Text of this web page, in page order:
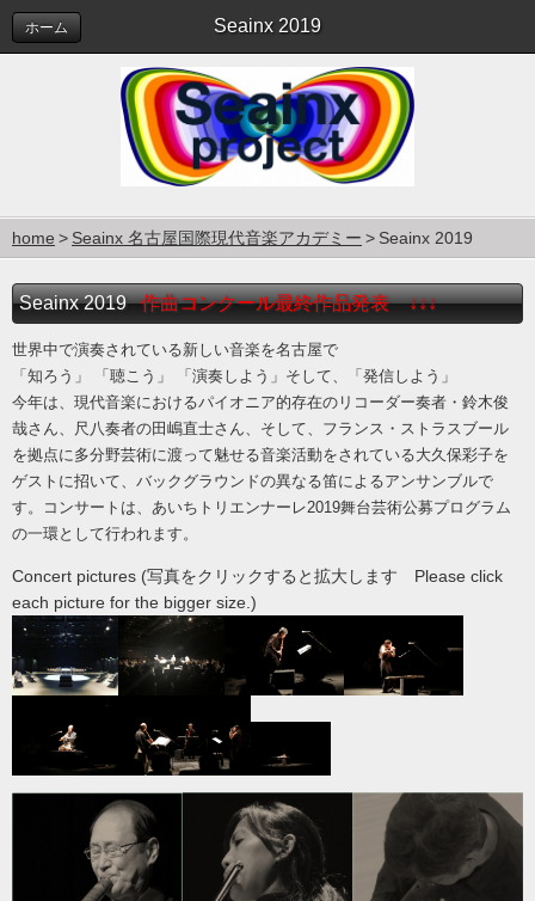
Seainx 2019
ホーム
home Seainx 名古屋国際現代音楽アカデミー Seainx 2019
Seainx 2019作曲コンクール最終作品発表 ↓↓↓
世界中で演奏されている新しい音楽を名古屋で
「知ろう」 「聴こう」 「演奏しよう」そして、「発信しよう」
今年は、現代音楽におけるパイオニア的存在のリコーダー奏者・鈴木俊
哉さん、尺八奏者の田嶋直士さん、そして、フランス・ストラスブール
を拠点に多分野芸術に渡って魅せる音楽活動をされている大久保彩子を
ゲストに招いて、バックグラウンドの異なる笛によるアンサンブルで
す。コンサートは、あいちトリエンナーレ2019舞台芸術公募プログラム
の一環として行われます。
Concert pictures (写真をクリックすると拡大します Please click
each picture for the bigger size.)